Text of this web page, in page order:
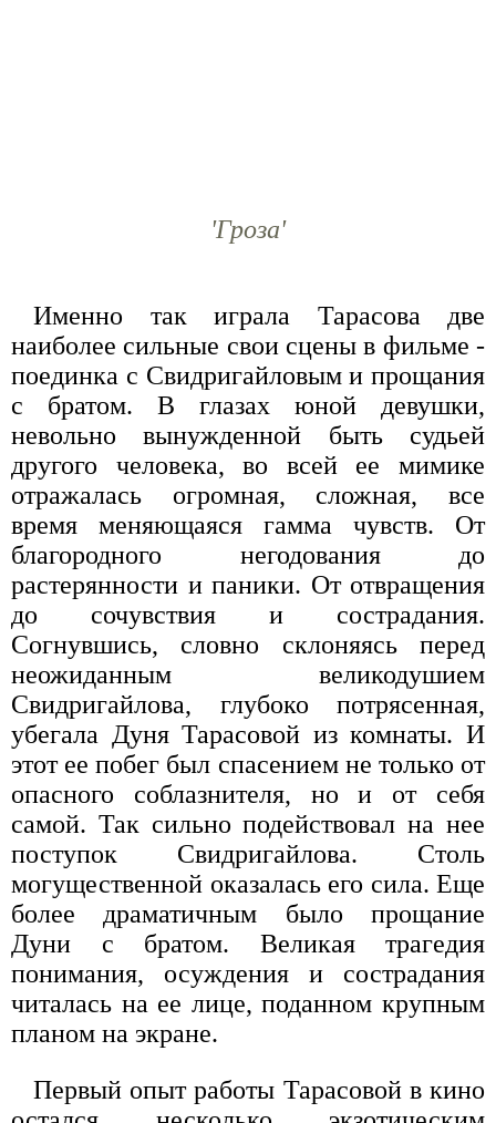
'Гроза'
Именно так играла Тарасова две
наиболее сильные свои сцены в фильме -
поединка с Свидригайловым и прощания
с братом. В глазах юной девушки,
невольно вынужденной быть судьей
другого человека, во всей ее мимике
отражалась огромная, сложная, все
время меняющаяся гамма чувств. От
благородного негодования до
растерянности и паники. От отвращения
до сочувствия и сострадания.
Согнувшись, словно склоняясь перед
неожиданным великодушием
Свидригайлова, глубоко потрясенная,
убегала Дуня Тарасовой из комнаты. И
этот ее побег был спасением не только от
опасного соблазнителя, но и от себя
самой. Так сильно подействовал на нее
поступок Свидригайлова. Столь
могущественной оказалась его сила. Еще
более драматичным было прощание
Дуни с братом. Великая трагедия
понимания, осуждения и сострадания
читалась на ее лице, поданном крупным
планом на экране.
Первый опыт работы Тарасовой в кино